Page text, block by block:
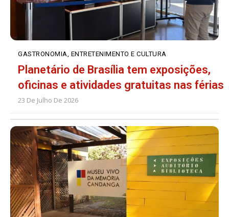
GASTRONOMIA, ENTRETENIMENTO E CULTURA
Planetário de Brasília tem exposições,
oficinas e atividades gratuitas nas férias
23 De Julho De 2026